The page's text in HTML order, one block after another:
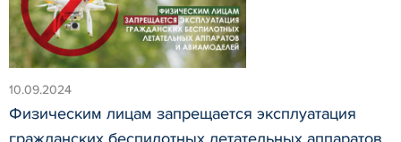
10.09.2024
Физическим лицам запрещается эксплуатация